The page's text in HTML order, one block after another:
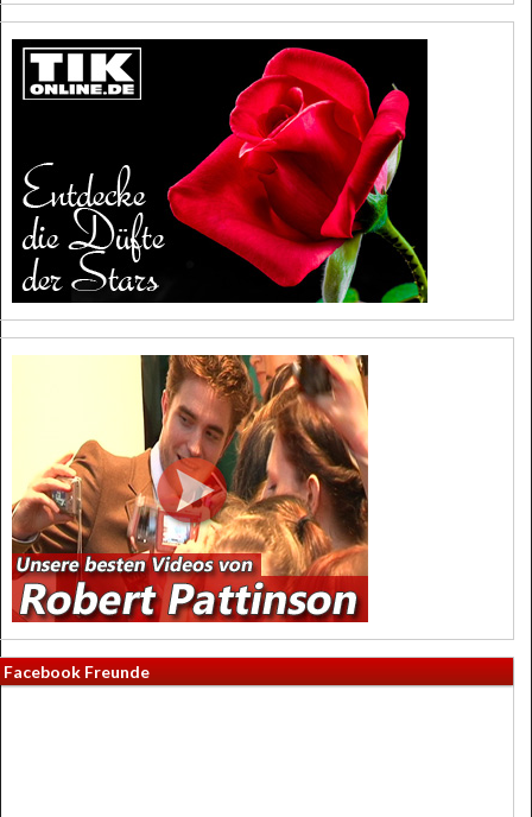
Facebook Freunde